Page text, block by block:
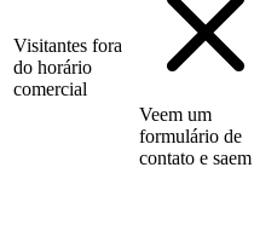
Visitantes fora
do horário
comercial
Veem um
formulário de
contato e saem